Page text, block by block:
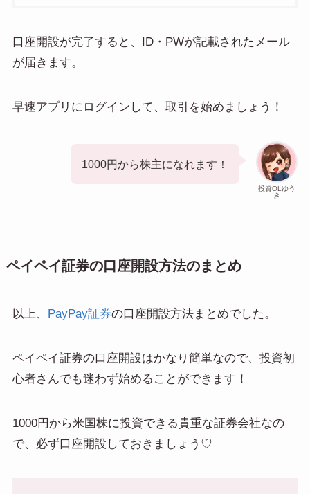
口座開設が完了すると、ID・PWが記載されたメール
が届きます。
早速アプリにログインして、取引を始めましょう！
投資OLゆう
き
1000円から株主になれます！
ペイペイ証券の口座開設方法のまとめ
以上、 PayPay証券の口座開設方法まとめでした。
ペイペイ証券の口座開設はかなり簡単なので、投資初
心者さんでも迷わず始めることができます！
1000円から米国株に投資できる貴重な証券会社なの
で、必ず口座開設しておきましょう♡